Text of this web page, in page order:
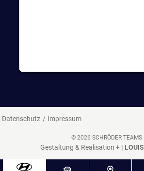
Datenschutz Impressum
© 2026 SCHRÖDER TEAMS
Gestaltung & Realisation + | LOUIS